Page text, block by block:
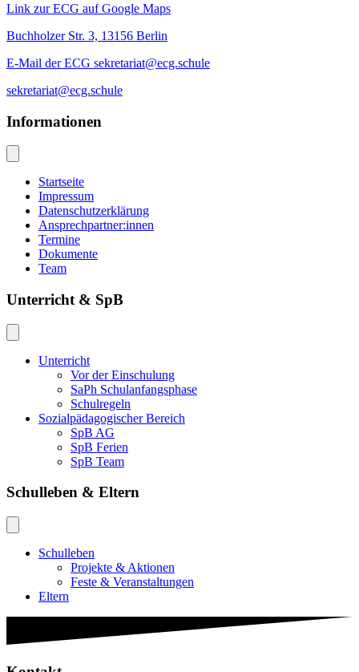
Link zur ECG auf Google Maps
Buchholzer Str. 3, 13156 Berlin
E-Mail der ECG sekretariat@ecg.schule
sekretariat@ecg.schule
Informationen
Startseite
Impressum
Datenschutzerklärung
Ansprechpartner:innen
Termine
Dokumente
Team
Unterricht & SpB
Unterricht
Vor der Einschulung
SaPh Schulanfangsphase
Schulregeln
Sozialpädagogischer Bereich
SpB AG
SpB Ferien
SpB Team
Schulleben & Eltern
Schulleben
Projekte & Aktionen
Feste & Veranstaltungen
Eltern